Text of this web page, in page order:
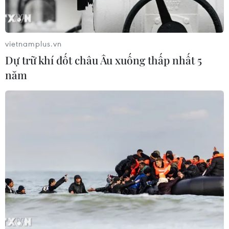
hàng và phát triển kinh tế số
09/08/2026 06:20
Cơ cấu lại vốn nhà nước tại doanh
Chương trình mục tiêu quốc gia
thành một tổng thể
07/08/2026 13:06
Tháo gỡ dứt điểm vướng mắc hiện
vietnamplus.vn
Dự trữ khí đốt châu Âu xuống thấp nhất 5
năm